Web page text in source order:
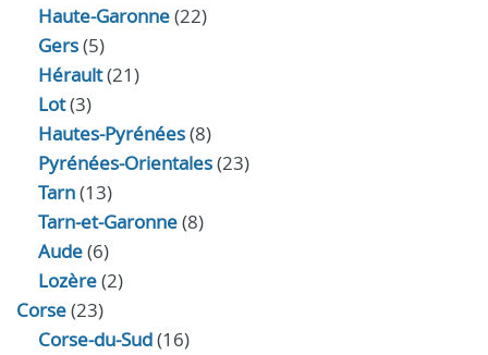
Haute-Garonne(22)
Gers(5)
Hérault(21)
Lot(3)
Hautes-Pyrénées(8)
Pyrénées-Orientales(23)
Tarn(13)
Tarn-et-Garonne(8)
Aude(6)
Lozère(2)
Corse(23)
Corse-du-Sud(16)